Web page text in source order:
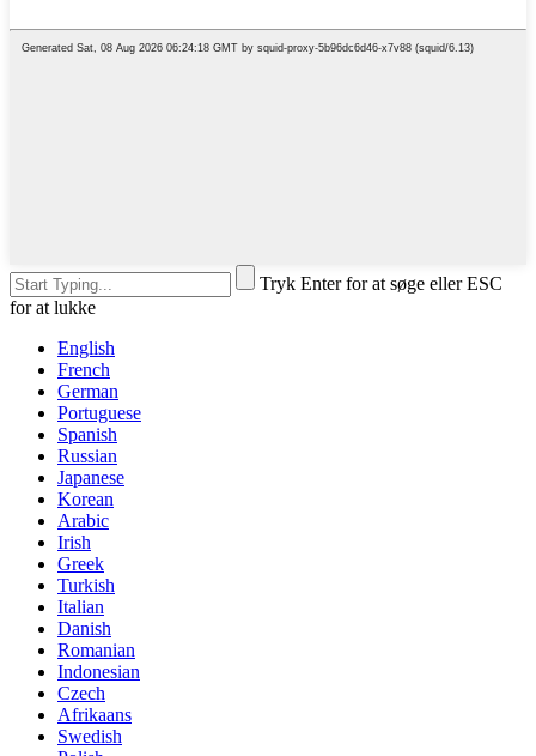
Tryk Enter for at søge eller ESC
for at lukke
English
French
German
Portuguese
Spanish
Russian
Japanese
Korean
Arabic
Irish
Greek
Turkish
Italian
Danish
Romanian
Indonesian
Czech
Afrikaans
Swedish